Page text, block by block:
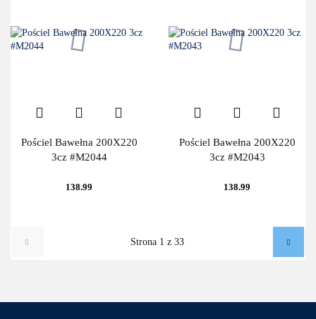
Pościel Bawełna 200X220
3cz #M2044
138.99
Pościel Bawełna 200X220
3cz #M2043
138.99